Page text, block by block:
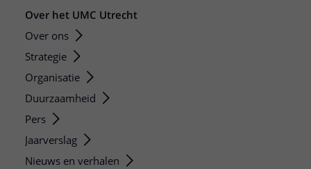
Over het UMC Utrecht
Over ons
Strategie
Organisatie
Duurzaamheid
Pers
Jaarverslag
Nieuws en verhalen